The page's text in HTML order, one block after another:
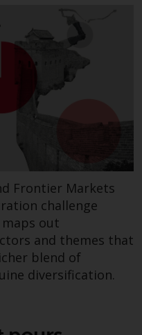
Anlage für
die
sowie die
des
und andere
Sie im
Fonds, der
us/en/
Bitte
Sie
unterliegen
Frontier Markets
challenge
out
and themes that
blend of
diversification.